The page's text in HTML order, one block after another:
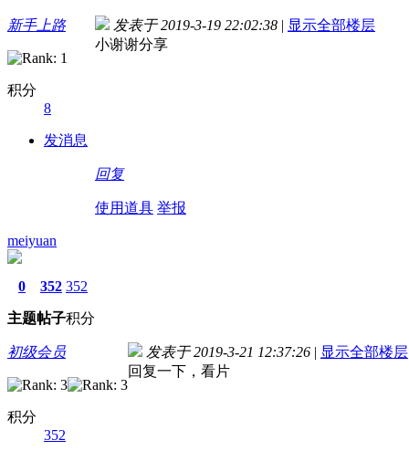
新手上路
积分
8
发消息
发表于 2019-3-19 22:02:38 | 显示全部楼层
小谢谢分享
回复
使用道具 举报
meiyuan
0
主题
352
帖子
352
积分
初级会员
积分
352
发表于 2019-3-21 12:37:26 | 显示全部楼层
回复一下，看片